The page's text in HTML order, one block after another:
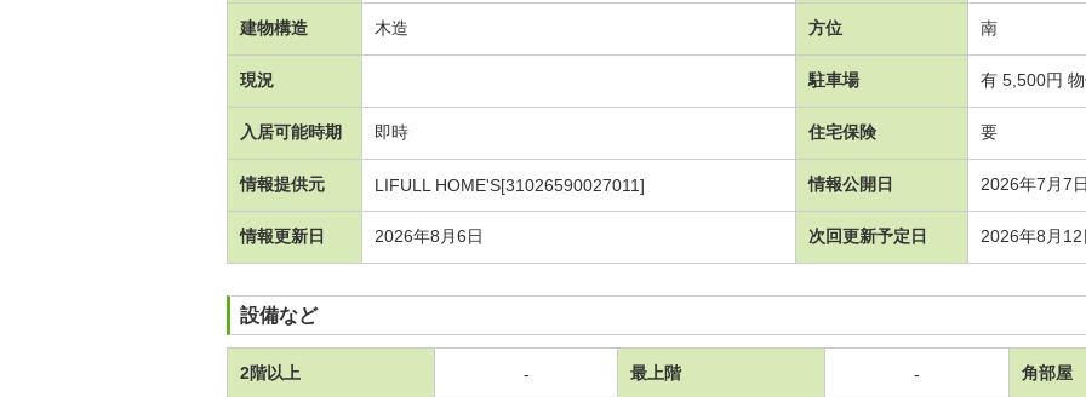
建物構造 木造 方位 南
現況 駐車場 有 5,500円
入居可能時期 即時 住宅保険 要
情報提供元 LIFULL HOME'S[31026590027011] 情報公開日 2026年7月7日
情報更新日 2026年8月6日 次回更新予定日 2026年8月12
設備など
2階以上 - 最上階 - 角部屋